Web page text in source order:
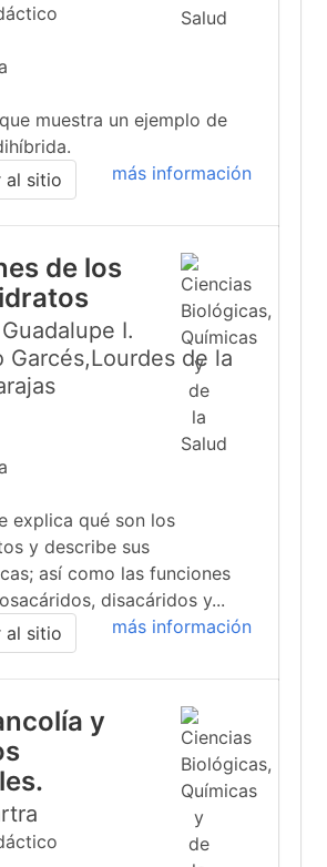
muestra un ejemplo de
más información
al sitio
de los
I.
Garcés,Lourdes de la
explica qué son los
y describe sus
así como las funciones
disacáridos y...
más información
al sitio
y